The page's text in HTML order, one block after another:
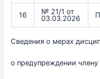
16 № 21/1 от
03.03.2026
Сведения о мерах
о предупреждении